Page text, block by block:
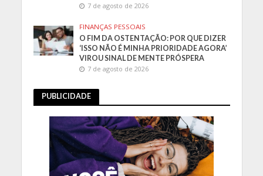
7 de agosto de 2026
FINANÇAS PESSOAIS
O FIM DA OSTENTAÇÃO: POR QUE DIZER
‘ISSO NÃO É MINHA PRIORIDADE AGORA’
VIROU SINAL DE MENTE PRÓSPERA
7 de agosto de 2026
PUBLICIDADE